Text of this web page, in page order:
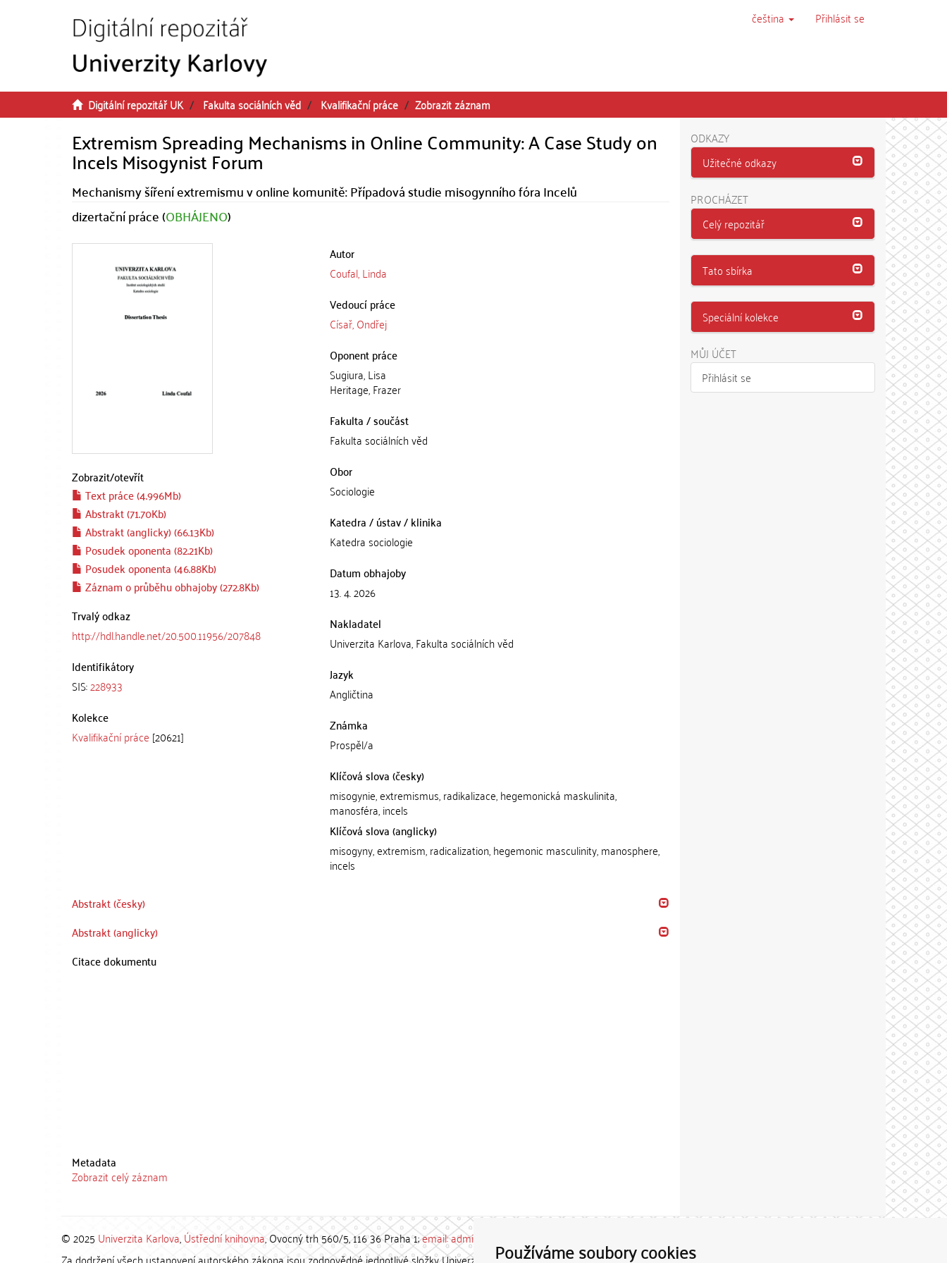
Používáme soubory cookies
čeština Přihlásit se
Digitální repozitář UK Fakulta sociálních věd Kvalifikační práce Zobrazit záznam
Extremism Spreading Mechanisms in Online Community: A Case Study on
Incels Misogynist Forum
Mechanismy šíření extremismu v online komunitě: Případová studie misogynního fóra Incelů
dizertační práce (OBHÁJENO)
Zobrazit/otevřít
Text práce (4.996Mb)
Abstrakt (71.70Kb)
Abstrakt (anglicky) (66.13Kb)
Posudek oponenta (82.21Kb)
Posudek oponenta (46.88Kb)
Záznam o průběhu obhajoby (272.8Kb)
Trvalý odkaz
http://hdl.handle.net/20.500.11956/207848
Identifikátory
SIS:228933
Kolekce
Kvalifikační práce [20621]
Autor
Coufal, Linda
Vedoucí práce
Císař, Ondřej
Oponent práce
Sugiura, Lisa
Heritage, Frazer
Fakulta / součást
Fakulta sociálních věd
Obor
Sociologie
Katedra / ústav / klinika
Katedra sociologie
Datum obhajoby
13. 4. 2026
Nakladatel
Univerzita Karlova, Fakulta sociálních věd
Jazyk
Angličtina
Známka
Prospěl/a
Klíčová slova (česky)
misogynie, extremismus, radikalizace, hegemonická maskulinita,
manosféra, incels
Klíčová slova (anglicky)
misogyny, extremism, radicalization, hegemonic masculinity, manosphere,
incels
Abstrakt (česky)
Abstrakt (anglicky)
Citace dokumentu
Metadata
Zobrazit celý záznam
ODKAZY
Užitečné odkazy
PROCHÁZET
Celý repozitář
Tato sbírka
Speciální kolekce
MŮJ ÚČET
Přihlásit se
© 2025 Univerzita Karlova,Ústřední knihovna, Ovocný trh 560/5, 116 36 Praha 1;email: admin-repozitar [at] cuni.cz